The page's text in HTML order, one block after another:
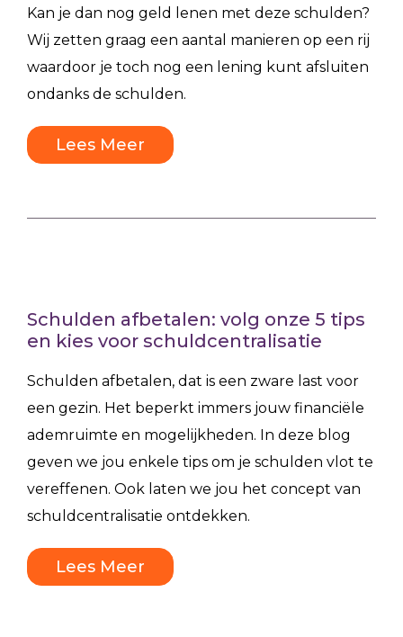
Kan je dan nog geld lenen met deze schulden?
Wij zetten graag een aantal manieren op een rij
waardoor je toch nog een lening kunt afsluiten
ondanks de schulden.
Lees Meer
Schulden afbetalen: volg onze 5 tips
en kies voor schuldcentralisatie
Schulden afbetalen, dat is een zware last voor
een gezin. Het beperkt immers jouw financiële
ademruimte en mogelijkheden. In deze blog
geven we jou enkele tips om je schulden vlot te
vereffenen. Ook laten we jou het concept van
schuldcentralisatie ontdekken.
Lees Meer